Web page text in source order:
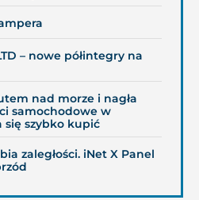
– nowe półintegry na
nad morze i nagła
samochodowe w
się szybko kupić
zaległości. iNet X Panel